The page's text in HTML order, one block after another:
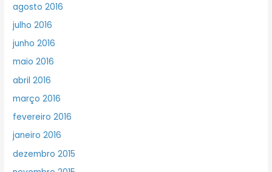
agosto 2016
julho 2016
junho 2016
maio 2016
abril 2016
março 2016
fevereiro 2016
janeiro 2016
dezembro 2015